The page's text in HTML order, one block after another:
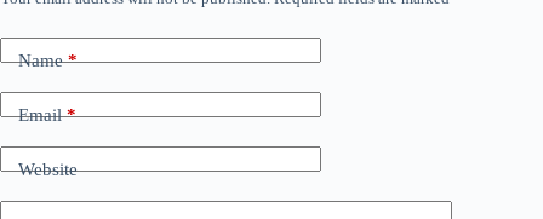
Name*
Email*
Website